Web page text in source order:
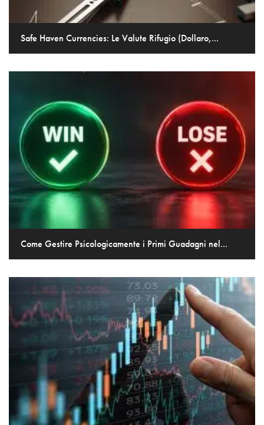
Safe Haven Currencies: Le Valute Rifugio (Dollaro,...
Come Gestire Psicologicamente i Primi Guadagni nel...